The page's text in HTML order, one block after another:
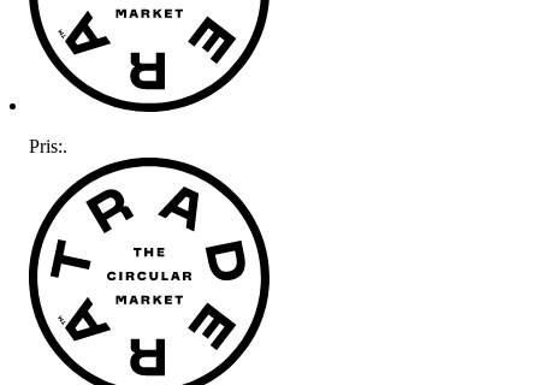
Pris:.